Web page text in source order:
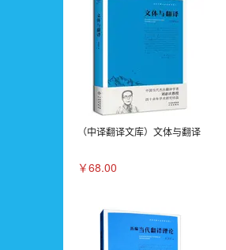
（中译翻译文库）文体与翻译
￥68.00